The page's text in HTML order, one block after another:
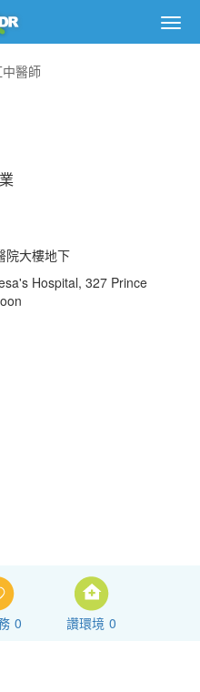
醫師
院大樓地下
Hospital, 327 Prince
0 讚環境 0